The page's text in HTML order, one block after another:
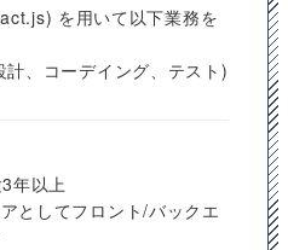
を用いて以下業務を
計、コーデイング、テスト)
年以上
としてフロント/バックエ